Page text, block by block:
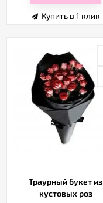
Купить в 1 клик
Траурный букет из
кустовых роз